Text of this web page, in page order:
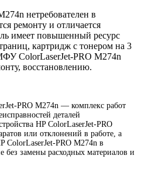
нетребователен в
ремонту и отличается
имеет повышенный ресурс
картридж с тонером на 3
ColorLaserJet-PRO M274n
восстановлению.
PRO M274n — комплекс работ
деталей
HP ColorLaserJet-PRO
или отклонений в работе, а
PRO M274n в
без замены расходных материалов и